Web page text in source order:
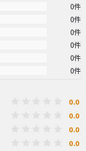
0件
0件
0件
0件
0件
0件
0.0
0.0
0.0
0.0